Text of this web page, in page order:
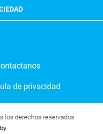
de privacidad
los derechos reservados.